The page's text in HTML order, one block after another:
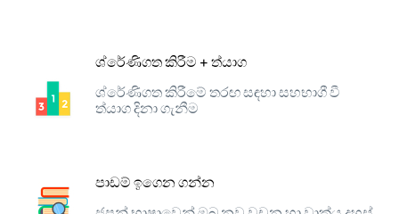
ශ්රේණිගත කිරීම + ත්යාග
ශ්රේණිගත කිරීමේ තරඟ සඳහා සහභාගී වී
ත්යාග දිනා ගැනීම
පාඩම් ඉගෙන ගන්න